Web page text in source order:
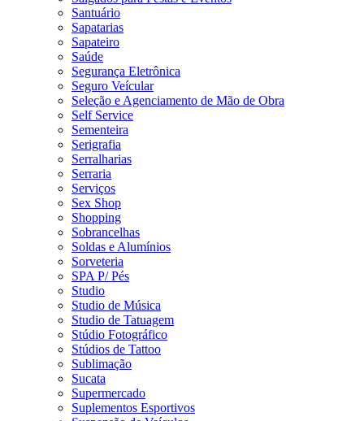
Santuário
Sapatarias
Sapateiro
Saúde
Segurança Eletrônica
Seguro Veícular
Seleção e Agenciamento de Mão de Obra
Self Service
Sementeira
Serigrafia
Serralharias
Serraria
Serviços
Sex Shop
Shopping
Sobrancelhas
Soldas e Alumínios
Sorveteria
SPA P/ Pés
Studio
Studio de Música
Studio de Tatuagem
Stúdio Fotográfico
Stúdios de Tattoo
Sublimação
Sucata
Supermercado
Suplementos Esportivos